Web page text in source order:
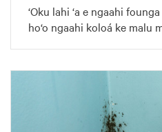
‘Oku lahi ‘a e ngaahi
ho‘o ngaahi koloá ke malu